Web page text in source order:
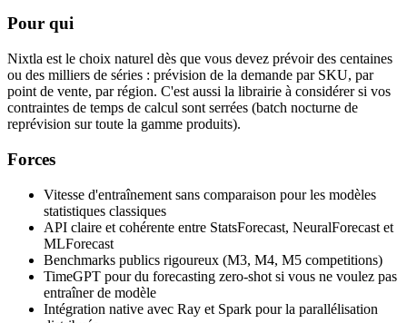
Pour qui
Nixtla est le choix naturel dès que vous devez prévoir des centaines
ou des milliers de séries : prévision de la demande par SKU, par
point de vente, par région. C'est aussi la librairie à considérer si vos
contraintes de temps de calcul sont serrées (batch nocturne de
reprévision sur toute la gamme produits).
Forces
Vitesse d'entraînement sans comparaison pour les modèles
statistiques classiques
API claire et cohérente entre StatsForecast, NeuralForecast et
MLForecast
Benchmarks publics rigoureux (M3, M4, M5 competitions)
TimeGPT pour du forecasting zero-shot si vous ne voulez pas
entraîner de modèle
Intégration native avec Ray et Spark pour la parallélisation